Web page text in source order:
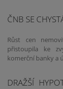
ČNB SE
Růst cen
přistoupila ke
komerční banky a
DRAŽŠÍ